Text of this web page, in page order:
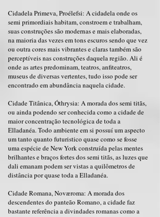
Cidadela Primeva, Proélefsi: A cidadela onde os
semi primordiais habitam, constroem e trabalham,
suas construções são modernas e mais elaboradas,
na maioria das vezes em tons escuros sendo que vez
ou outra cores mais vibrantes e claras também são
perceptíveis nas construções daquela região. Ali é
onde as artes predominam, teatros, anfiteatros,
museus de diversas vertentes, tudo isso pode ser
encontrado em abundância naquela cidade.
Cidade Titânica, Óthrysia: A morada dos semi titãs,
ou ainda podendo ser conhecida como a cidade de
maior concentração tecnológica de toda a
Elladanéa. Todo ambiente em si possuí um aspecto
um tanto quanto futuristico quase como se fosse
uma espécie de New York construída pelas mentes
brilhantes e braços fortes dos semi titãs, as luzes que
dali emanam podem ser vistas a quilômetros de
distância por quase toda a Elladanéa.
Cidade Romana, Noværoma: A morada dos
descendentes do panteão Romano, a cidade faz
bastante referência a divindades romanas como a